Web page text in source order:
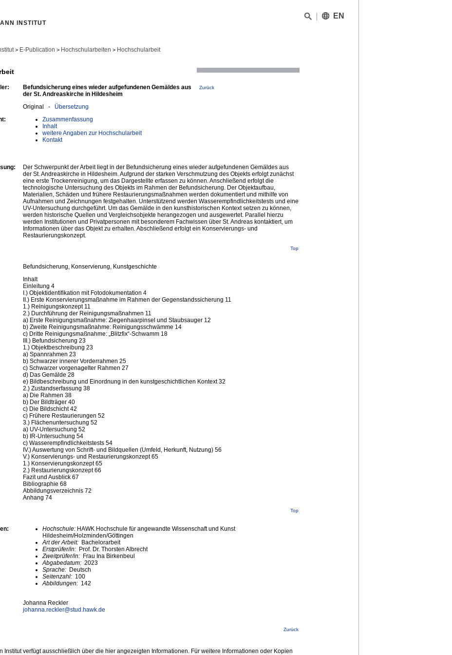
INSTITUT
EN
> E-Publication > Hochschularbeiten > Hochschularbeit
Befundsicherung eines wieder aufgefundenen Gemäldes aus
der St. Andreaskirche in Hildesheim
Zurück
Original - Übersetzung
Zusammenfassung
Inhalt
weitere Angaben zur Hochschularbeit
Kontakt
Der Schwerpunkt der Arbeit liegt in der Befundsicherung eines wieder aufgefundenen Gemäldes aus
der St. Andreaskirche in Hildesheim. Aufgrund der starken Verschmutzung des Objekts erfolgt zunächst
eine erste Trockenreinigung, um das Dargestellte erfassen zu können. Anschließend erfolgt die
technologische Untersuchung des Objekts im Rahmen der Befundsicherung. Der Objektaufbau,
Materialien, Schäden und frühere Restaurierungsmaßnahmen werden dokumentiert und mithilfe von
Aufnahmen und Zeichnungen festgehalten. Unterstützend werden Wasserempfindlichkeitstests und eine
UV-Untersuchung durchgeführt. Um das Gemälde in den kunsthistorischen Kontext setzen zu können,
werden historische Quellen und Vergleichsobjekte herangezogen und ausgewertet. Parallel hierzu
werden Institutionen und Privatpersonen mit besonderem Fachwissen über St. Andreas kontaktiert, um
Informationen über das Objekt zu erhalten. Abschließend erfolgt ein Konservierungs- und
Restaurierungskonzept.
Top
Befundsicherung, Konservierung, Kunstgeschichte
Inhalt
Einleitung 4
I.) Objektidentifikation mit Fotodokumentation 4
II.) Erste Konservierungsmaßnahme im Rahmen der Gegenstandssicherung 11
1.) Reinigungskonzept 11
2.) Durchführung der Reinigungsmaßnahmen 11
a) Erste Reinigungsmaßnahme: Ziegenhaarpinsel und Staubsauger 12
b) Zweite Reinigungsmaßnahme: Reinigungsschwämme 14
c) Dritte Reinigungsmaßnahme: „Blitzfix“-Schwamm 18
III.) Befundsicherung 23
1.) Objektbeschreibung 23
a) Spannrahmen 23
b) Schwarzer innerer Vorderrahmen 25
c) Schwarzer vorgenagelter Rahmen 27
d) Das Gemälde 28
e) Bildbeschreibung und Einordnung in den kunstgeschichtlichen Kontext 32
2.) Zustandserfassung 38
a) Die Rahmen 38
b) Der Bildträger 40
c) Die Bildschicht 42
c) Frühere Restaurierungen 52
3.) Flächenuntersuchung 52
a) UV-Untersuchung 52
b) IR-Untersuchung 54
c) Wasserempfindlichkeitstests 54
IV.) Auswertung von Schrift- und Bildquellen (Umfeld, Herkunft, Nutzung) 56
V.) Konservierungs- und Restaurierungskonzept 65
1.) Konservierungskonzept 65
2.) Restaurierungskonzept 66
Fazit und Ausblick 67
Bibliographie 68
Abbildungsverzeichnis 72
Anhang 74
Top
Hochschule: HAWK Hochschule für angewandte Wissenschaft und Kunst
Hildesheim/Holzminden/Göttingen
Art der Arbeit: Bachelorarbeit
Erstprüfer/in: Prof. Dr. Thorsten Albrecht
Zweitprüfer/in: Frau Ina Birkenbeul
Abgabedatum: 2023
Sprache: Deutsch
Seitenzahl: 100
Abbildungen: 142
Johanna Reckler
johanna.reckler@stud.hawk.de
Zurück
Institut verfügt ausschließlich über die hier angezeigten Informationen. Für weitere Informationen oder Kopien